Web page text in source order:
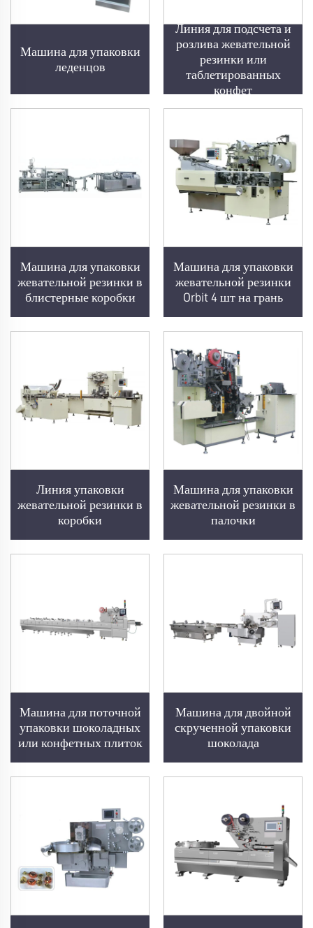
Машина для упаковки
леденцов
Линия для подсчета и
розлива жевательной
резинки или
таблетированных
конфет
Машина для упаковки
жевательной резинки в
блистерные коробки
Машина для упаковки
жевательной резинки
Orbit 4 шт на грань
Линия упаковки
жевательной резинки в
коробки
Машина для упаковки
жевательной резинки в
палочки
Машина для поточной
упаковки шоколадных
или конфетных плиток
Машина для двойной
скрученной упаковки
шоколада